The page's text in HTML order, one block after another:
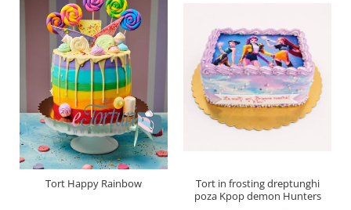
Tort Happy Rainbow
Tort in frosting dreptunghi
poza Kpop demon Hunters